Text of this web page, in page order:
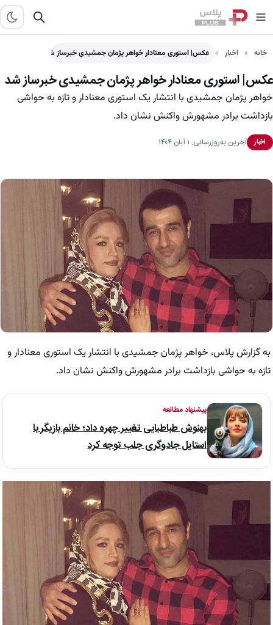
خانه اخبار عکس| استوری معنادار خواهر پژمان جمشیدی خبرساز شد
عکس| استوری معنادار خواهر پژمان جمشیدی خبرساز شد
خواهر پژمان جمشیدی با انتشار یک استوری معنادار و تازه به حواشی
بازداشت برادر مشهورش واکنش نشان داد.
اخبار آخرین به‌روزرسانی: ۱ آبان ۱۴۰۴
به گزارش پلاس، خواهر پژمان جمشیدی با انتشار یک استوری معنادار و
تازه به حواشی بازداشت برادر مشهورش واکنش نشان داد.
پیشنهاد مطالعه
بهنوش طباطبایی تغییر چهره داد؛ خانم بازیگر با
استایل جادوگری جلب توجه کرد